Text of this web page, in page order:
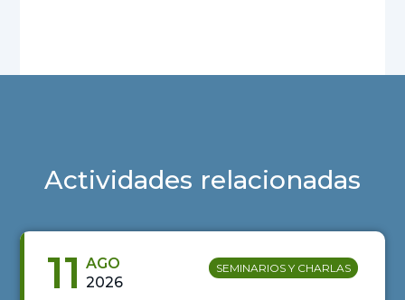
Actividades relacionadas
11 AGO
2026
SEMINARIOS Y CHARLAS